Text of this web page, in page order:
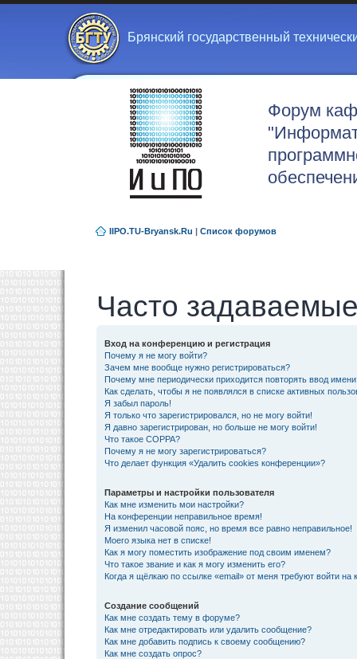
Брянский государственный
Форум
IIPO.TU-Bryansk.Ru | Список форумов
Часто
Вход на конференцию и регистрация
Почему я не могу войти?
Зачем мне вообще нужно регистрироваться?
Почему мне периодически приходится повторять ввод
Как сделать, чтобы я не появлялся в списке активных
Я забыл пароль!
Я только что зарегистрировался, но не могу войти!
Я давно зарегистрирован, но больше не могу войти!
Что такое COPPA?
Почему я не могу зарегистрироваться?
Что делает функция «Удалить cookies конференции»?
Параметры и настройки пользователя
Как мне изменить мои настройки?
На конференции неправильное время!
Я изменил часовой пояс, но время все равно неправильное!
Моего языка нет в списке!
Как я могу поместить изображение под своим именем?
Что такое звание и как я могу изменить его?
Когда я щёлкаю по ссылке «email» от меня требуют войти на
Создание сообщений
Как мне создать тему в форуме?
Как мне отредактировать или удалить сообщение?
Как мне добавить подпись к своему сообщению?
Как мне создать опрос?